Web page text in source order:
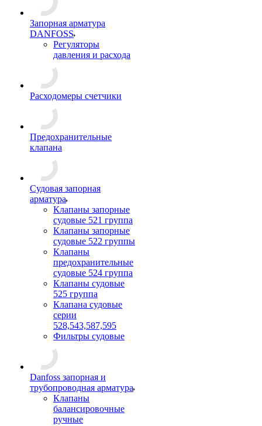
Запорная арматура
DANFOSS
Регуляторы
давления и расхода
Расходомеры счетчики
Предохранительные
клапана
Судовая запорная
арматура
Клапаны запорные
судовые 521 группа
Клапаны запорные
судовые 522 группы
Клапаны
предохранительные
судовые 524 группа
Клапаны судовые
525 группа
Клапана судовые
серии
528,543,587,595
Фильтры судовые
Danfoss запорная и
трубопроводная арматура
Клапаны
балансировочные
ручные